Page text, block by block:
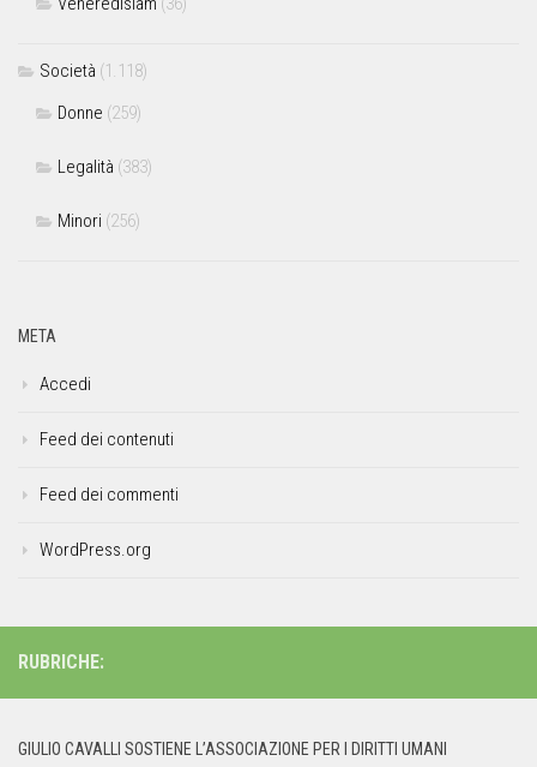
Società (1.118)
Donne (259)
Legalità (383)
Minori (256)
META
Accedi
Feed dei contenuti
Feed dei commenti
WordPress.org
RUBRICHE:
GIULIO CAVALLI SOSTIENE L’ASSOCIAZIONE PER I DIRITTI UMANI